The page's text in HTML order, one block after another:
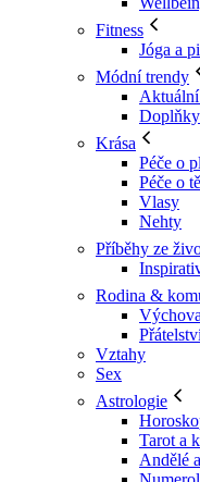
Fitness
Jóga a
Módní trendy
Doplňky
Krása
Péče o
Péče o
Vlasy
Nehty
Příběhy ze
Rodina &
Výchova
Vztahy
Sex
Astrologie
Tarot a
Andělé